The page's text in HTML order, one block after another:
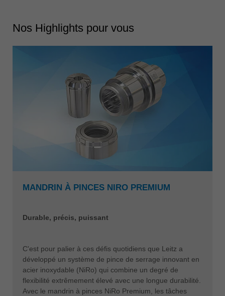
Nos Highlights pour vous
MANDRIN À PINCES NIRO PREMIUM
Durable, précis, puissant
C'est pour palier à ces défis quotidiens que Leitz a
développé un système de pince de serrage innovant en
acier inoxydable (NiRo) qui combine un degré de
flexibilité extrêmement élevé avec une longue durabilité.
Avec le mandrin à pinces NiRo Premium, les tâches